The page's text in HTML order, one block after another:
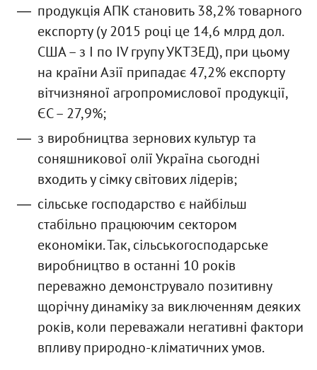
продукція АПК становить 38,2% товарного
експорту (у 2015 році це 14,6 млрд дол.
США – з І по ІV групу УКТЗЕД), при цьому
на країни Азії припадає 47,2% експорту
вітчизняної агропромислової продукції,
ЄС – 27,9%;
з виробництва зернових культур та
соняшникової олії Україна сьогодні
входить у сімку світових лідерів;
сільське господарство є найбільш
стабільно працюючим сектором
економіки. Так, сільськогосподарське
виробництво в останні 10 років
переважно демонструвало позитивну
щорічну динаміку за виключенням деяких
років, коли переважали негативні фактори
впливу природно-кліматичних умов.